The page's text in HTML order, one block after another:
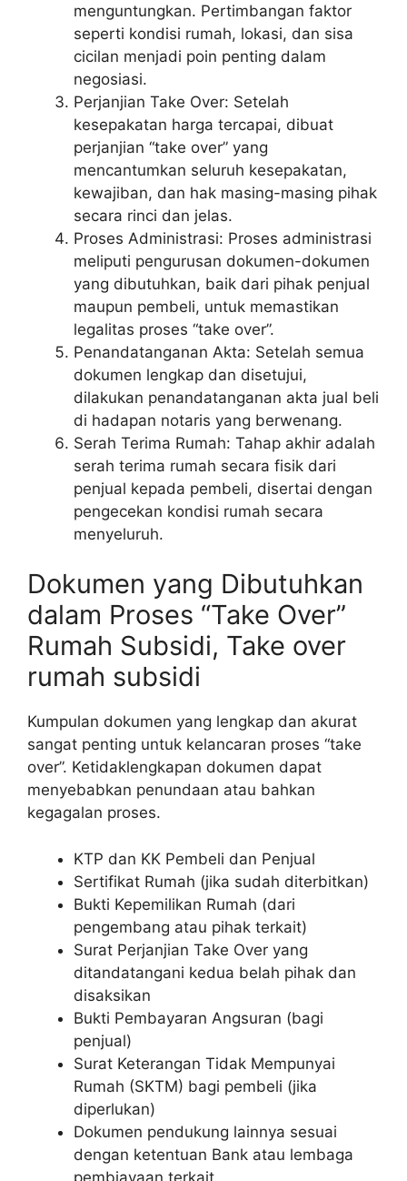
menguntungkan. Pertimbangan faktor
seperti kondisi rumah, lokasi, dan sisa
cicilan menjadi poin penting dalam
negosiasi.
Perjanjian Take Over: Setelah
kesepakatan harga tercapai, dibuat
perjanjian “take over” yang
mencantumkan seluruh kesepakatan,
kewajiban, dan hak masing-masing pihak
secara rinci dan jelas.
Proses Administrasi: Proses administrasi
meliputi pengurusan dokumen-dokumen
yang dibutuhkan, baik dari pihak penjual
maupun pembeli, untuk memastikan
legalitas proses “take over”.
Penandatanganan Akta: Setelah semua
dokumen lengkap dan disetujui,
dilakukan penandatanganan akta jual beli
di hadapan notaris yang berwenang.
Serah Terima Rumah: Tahap akhir adalah
serah terima rumah secara fisik dari
penjual kepada pembeli, disertai dengan
pengecekan kondisi rumah secara
menyeluruh.
Dokumen yang Dibutuhkan
dalam Proses “Take Over”
Rumah Subsidi, Take over
rumah subsidi
Kumpulan dokumen yang lengkap dan akurat
sangat penting untuk kelancaran proses “take
over”. Ketidaklengkapan dokumen dapat
menyebabkan penundaan atau bahkan
kegagalan proses.
KTP dan KK Pembeli dan Penjual
Sertifikat Rumah (jika sudah diterbitkan)
Bukti Kepemilikan Rumah (dari
pengembang atau pihak terkait)
Surat Perjanjian Take Over yang
ditandatangani kedua belah pihak dan
disaksikan
Bukti Pembayaran Angsuran (bagi
penjual)
Surat Keterangan Tidak Mempunyai
Rumah (SKTM) bagi pembeli (jika
diperlukan)
Dokumen pendukung lainnya sesuai
dengan ketentuan Bank atau lembaga
pembiayaan terkait